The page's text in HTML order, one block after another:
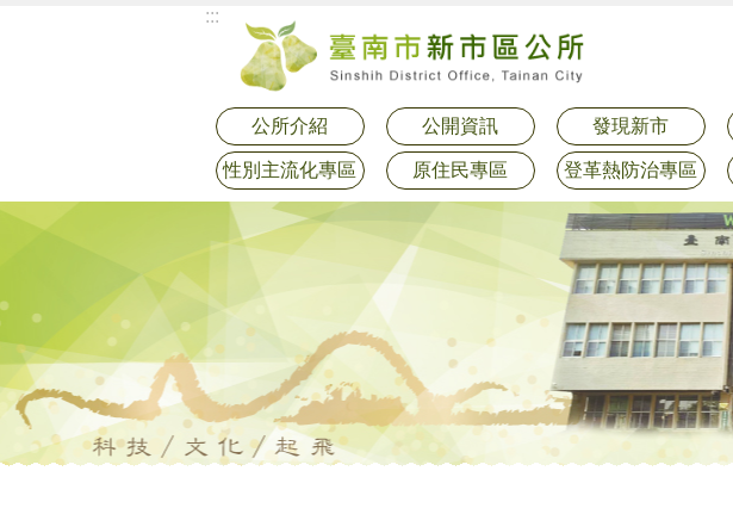
:::
公所介紹 公開資訊 發現新市
性別主流化專區 原住民專區 登革熱防治專區